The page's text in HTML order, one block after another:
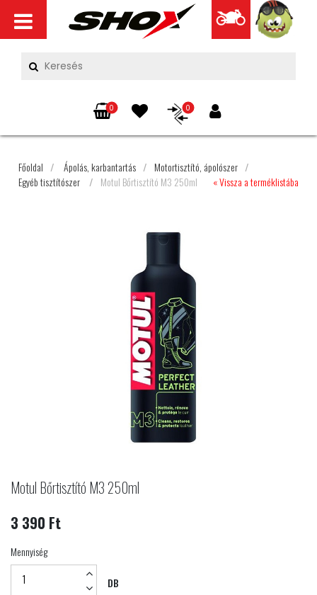
0 0
Főoldal / Ápolás, karbantartás / Motortisztító, ápolószer /
Egyéb tisztítószer
/ Motul Bőrtisztító M3 250ml « Vissza a terméklistába
Motul Bőrtisztító M3 250ml
3 390 Ft
Mennyiség
DB